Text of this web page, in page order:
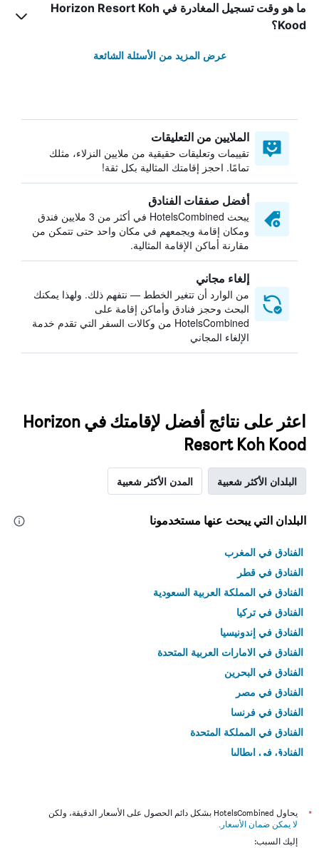
ما هو وقت تسجيل المغادرة في Horizon Resort Koh
Kood؟
عرض المزيد من الأسئلة الشائعة
الملايين من التعليقات
تقييمات وتعليقات حقيقية من ملايين النزلاء، مثلك
تمامًا. احجز إقامتك المثالية بكل ثقة!
أفضل صفقات الفنادق
يبحث HotelsCombined في أكثر من 3 ملايين فندق
ومكان إقامة ويجمعهم في مكان واحد حتى تتمكن من
مقارنة أماكن الإقامة المثالية.
إلغاء مجاني
من الوارد أن تتغير الخطط — نتفهم ذلك. ولهذا يمكنك
البحث وحجز فنادق وأماكن إقامة على
HotelsCombined من وكالات السفر التي تقدم خدمة
الإلغاء المجاني
اعثر على نتائج أفضل لإقامتك في Horizon
Resort Koh Kood
البلدان الأكثر شعبية المدن الأكثر شعبية
البلدان التي يبحث عنها مستخدمونا
الفنادق في المغرب
الفنادق في قطر
الفنادق في المملكة العربية السعودية
الفنادق في تركيا
الفنادق في إندونيسيا
الفنادق في الامارات العربية المتحدة
الفنادق في البحرين
الفنادق في مصر
الفنادق في فرنسا
الفنادق في المملكة المتحدة
الفنادق في إيطاليا
*
يحاول HotelsCombined بشكل دائم الحصول على الأسعار الدقيقة، ولكن
لا يمكن ضمان الأسعار .
إليك السبب: